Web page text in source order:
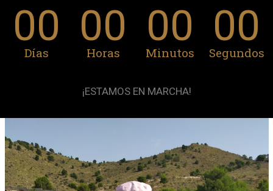
00
Días
00
Horas
00
Minutos
00
Segundos
¡ESTAMOS EN MARCHA!